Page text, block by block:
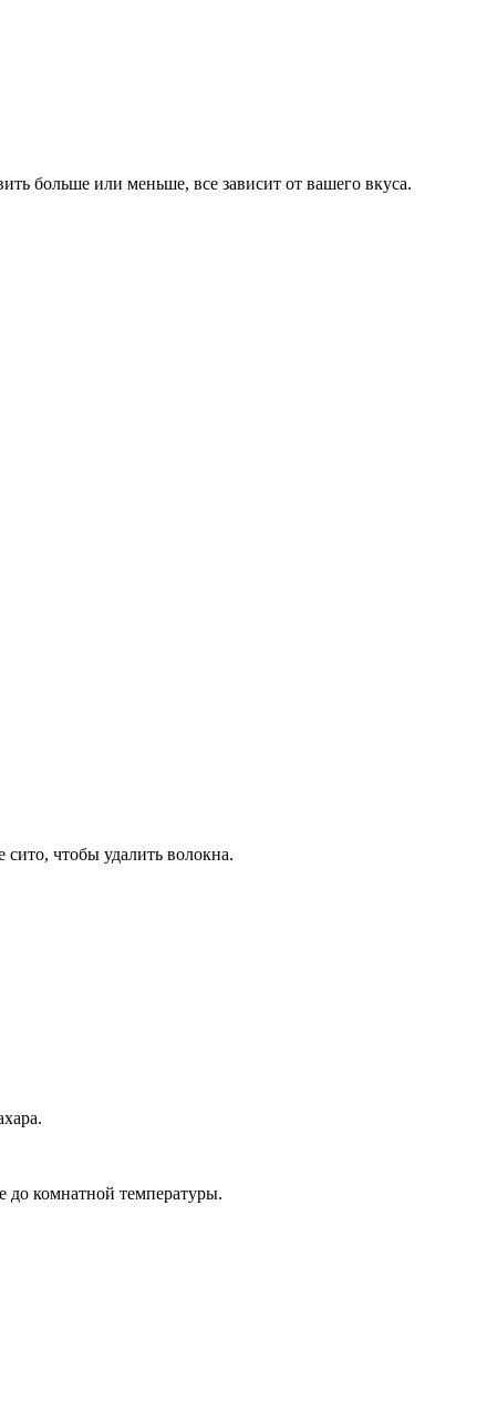
больше или меньше, все зависит от вашего вкуса.
сито, чтобы удалить волокна.
до комнатной температуры.